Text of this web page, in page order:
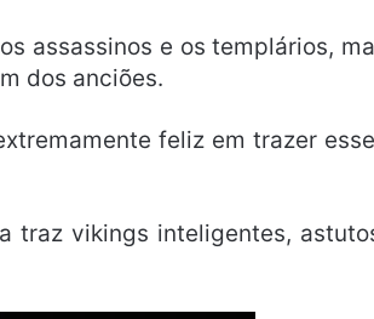
assassinos e os templários,
dos anciões.
feliz em trazer
traz vikings inteligentes,